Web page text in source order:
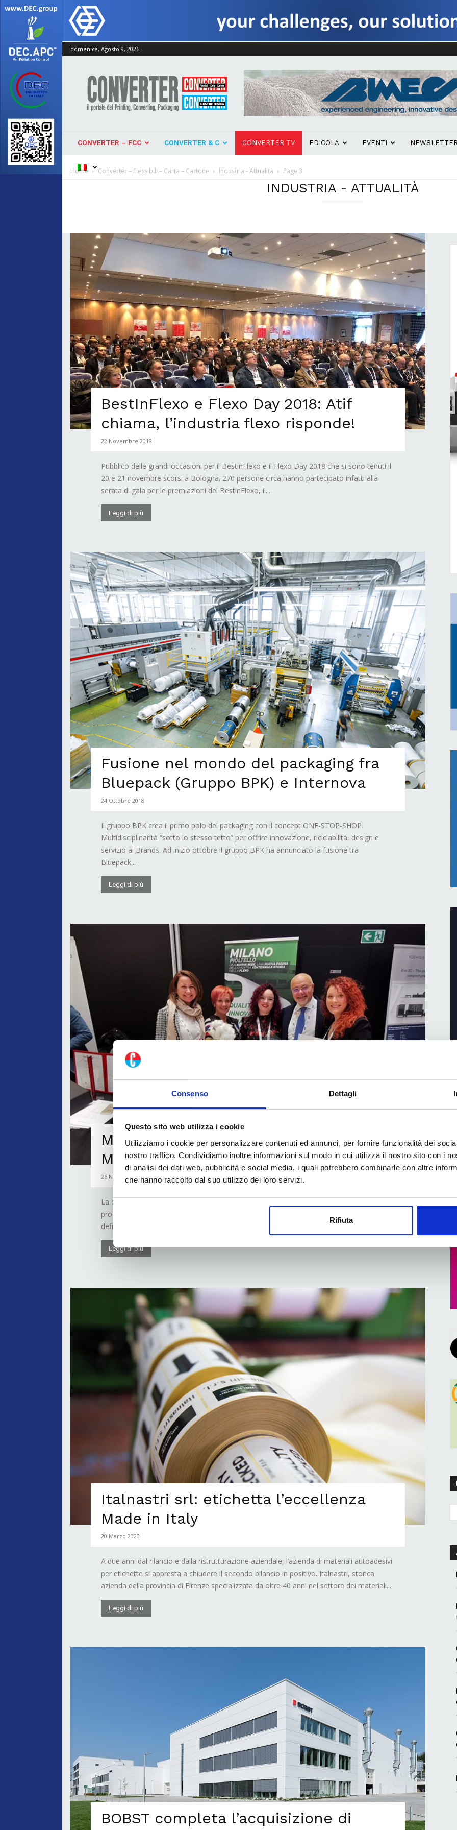
Consenso Dettagli
Questo sito web utilizza i cookie
Utilizziamo i cookie per personalizzare contenuti ed annunci, per fornire funzionalità dei
nostro traffico. Condividiamo inoltre informazioni sul modo in cui utilizza il nostro sito con i
di analisi dei dati web, pubblicità e social media, i quali potrebbero combinarle con altre
che hanno raccolto dal suo utilizzo dei loro servizi.
Rifiuta
domenica, Agosto 9, 2026
Converter
CONVERTER – FCC CONVERTER & C CONVERTER TV EDICOLA EVENTI
Home Converter – Flessibili – Carta – Cartone Industria - Attualità Page 3
INDUSTRIA - ATTUALITÀ
BestInFlexo e Flexo Day 2018: Atif
chiama, l’industria flexo risponde!
22 Novembre 2018
Pubblico delle grandi occasioni per il BestinFlexo e il Flexo Day 2018 che si sono tenuti il
20 e 21 novembre scorsi a Bologna. 270 persone circa hanno partecipato infatti alla
serata di gala per le premiazioni del BestinFlexo, il...
Leggi di più
Fusione nel mondo del packaging fra
Bluepack (Gruppo BPK) e Internova
24 Ottobre 2018
Il gruppo BPK crea il primo polo del packaging con il concept ONE-STOP-SHOP.
Multidisciplinarità “sotto lo stesso tetto” per offrire innovazione, riciclabilità, design e
servizio ai Brands. Ad inizio ottobre il gruppo BPK ha annunciato la fusione tra
Bluepack...
Leggi di più
Mavigrafica ottiene la certificazione
Miraclon KODAK FLEXCEL NX
26 Novembre 2019
La certificazione FLEXCEL NX è una conferma ufficiale della capacità dell’azienda di
produrre lastre di alta qualità costante e conformi ai rigorosi standard di produzione
definiti da Miraclon. Tra i primi clienti ad adottare KODAK FLEXCEL NX e primo in...
Leggi di più
Italnastri srl: etichetta l’eccellenza
Made in Italy
20 Marzo 2020
A due anni dal rilancio e dalla ristrutturazione aziendale, l’azienda di materiali autoadesivi
per etichette si appresta a chiudere il secondo bilancio in positivo. Italnastri, storica
azienda della provincia di Firenze specializzata da oltre 40 anni nel settore dei materiali...
Leggi di più
BOBST completa l’acquisizione di